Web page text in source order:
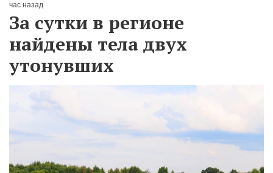
час назад
За сутки в регионе
найдены тела двух
утонувших